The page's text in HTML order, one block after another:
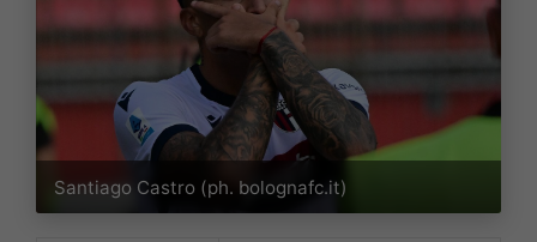
Santiago Castro (ph. bolognafc.it)